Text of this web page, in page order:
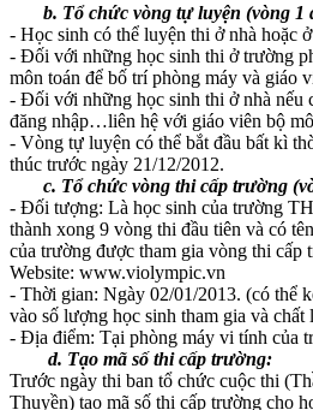
b. Tổ chức vòng tự luyện (vòng 1
- Học sinh có thể luyện thi ở nhà hoặc
- Đối với những học sinh thi ở trường
môn toán để bố trí phòng máy và giáo
- Đối với những học sinh thi ở nhà nếu
đăng nhập…liên hệ với giáo viên bộ
- Vòng tự luyện có thể bắt đầu bất kì
thúc trước ngày 21/12/2012.
c. Tổ chức vòng thi cấp trường
- Đối tượng: Là học sinh của trường
thành xong 9 vòng thi đầu tiên và có
của trường được tham gia vòng thi cấp
Website: www.violympic.vn
- Thời gian: Ngày 02/01/2013. (có thể
vào số lượng học sinh tham gia và
- Địa điểm: Tại phòng máy vi tính của
d. Tạo mã số thi cấp trường:
Trước ngày thi ban tổ chức cuộc thi
Thuyền) tạo mã số thi cấp trường cho